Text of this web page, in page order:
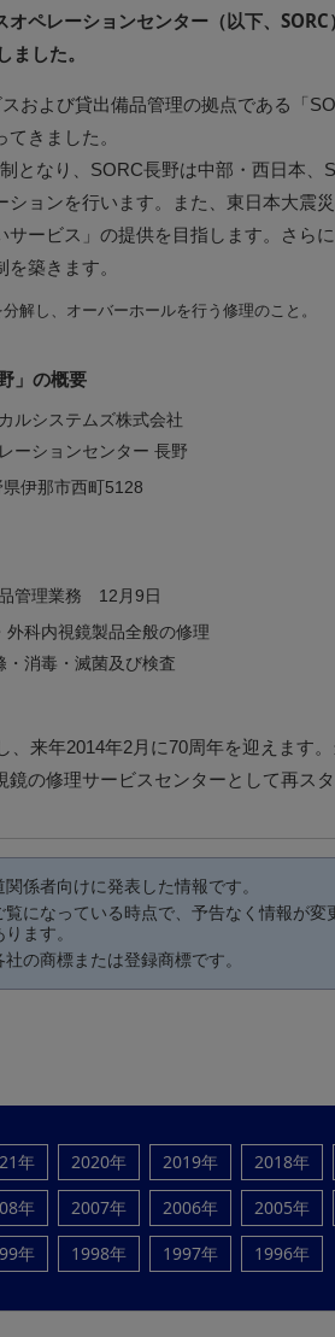
ペレーションセンター（以下、
した。
および貸出備品管理の拠点である「
きました。
となり、SORC長野は中部・西日本、
ョンを行います。また、東日本大震
ービス」の提供を目指します。さら
築きます。
解し、オーバーホールを行う修理のこと。
」の概要
ルシステムズ株式会社
ーションセンター 長野
伊那市西町5128
管理業務 12月9日
外科内視鏡製品全般の修理
・消毒・滅菌及び検査
来年2014年2月に70周年を迎えます
の修理サービスセンターとして再スタ
係者向けに発表した情報です。
になっている時点で、予告なく情報が変
ます。
の商標または登録商標です。
年 2020年 2019年 2018年
年 2007年 2006年 2005年
年 1998年 1997年 1996年